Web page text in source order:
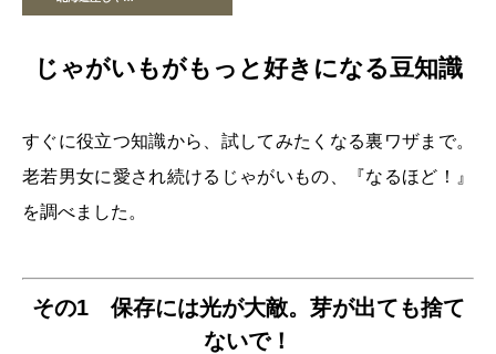
じゃがいもがもっと好きになる豆知識
すぐに役立つ知識から、試してみたくなる裏ワザまで。
老若男女に愛され続けるじゃがいもの、『なるほど！』
を調べました。
その1 保存には光が大敵。芽が出ても捨て
ないで！